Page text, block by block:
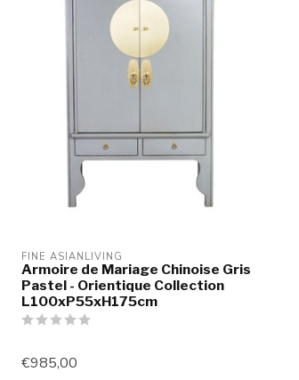
FINE ASIANLIVING
Armoire de Mariage Chinoise Gris
Pastel - Orientique Collection
L100xP55xH175cm
€985,00